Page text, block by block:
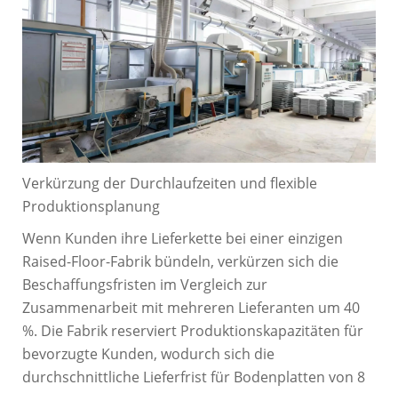
Verkürzung der Durchlaufzeiten und flexible
Produktionsplanung
Wenn Kunden ihre Lieferkette bei einer einzigen
Raised-Floor-Fabrik bündeln, verkürzen sich die
Beschaffungsfristen im Vergleich zur
Zusammenarbeit mit mehreren Lieferanten um 40
%. Die Fabrik reserviert Produktionskapazitäten für
bevorzugte Kunden, wodurch sich die
durchschnittliche Lieferfrist für Bodenplatten von 8